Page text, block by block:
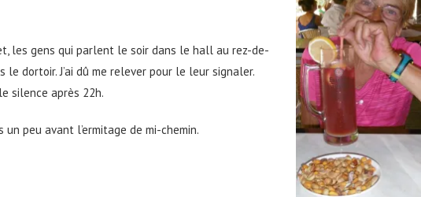
les gens qui parlent le soir dans le hall au rez-de-
dortoir. J’ai dû me relever pour le leur signaler.
silence après 22h.
un peu avant l’ermitage de mi-chemin.